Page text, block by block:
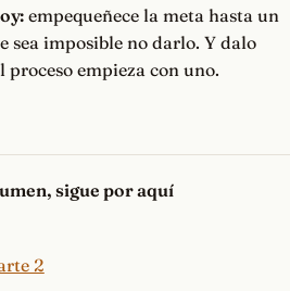
empequeñece la meta hasta un
sea imposible no darlo. Y dalo
proceso empieza con uno.
sigue por aquí
2